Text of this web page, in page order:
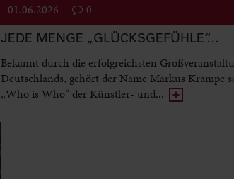
01.06.2026 0
JEDE MENGE „GLÜCKSGEFÜHLE“…
Bekannt durch die erfolgreichsten
Deutschlands, gehört der Name Markus Krampe
„Who is Who“ der Künstler- und...